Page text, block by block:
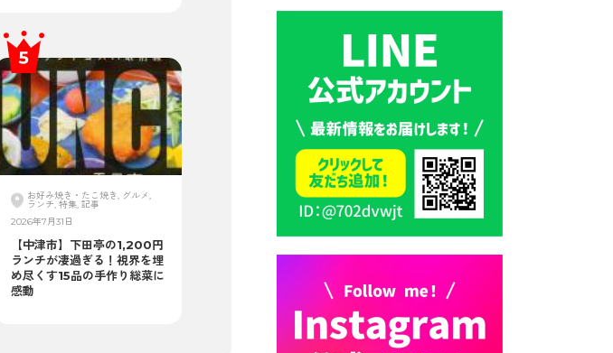
お好み焼き・たこ焼き, グルメ,
ランチ, 特集, 記事
2026年7月31日
【中津市】下田亭の1,200円
ランチが凄過ぎる！視界を埋
め尽くす15品の手作り総菜に
感動
2026年7月30日 豊前市立学校
紹介≪再編計画の見直しにつ
いて≫
2026年7月29日 豊前市指定ご
み袋販売のお知らせ
2026年7月28日 豊前カラス天
狗みなと祭り（花火大会）開
催決定！
2026年7月28日 令和8年度
京築地区水道企業団職員採用
試験（募集）